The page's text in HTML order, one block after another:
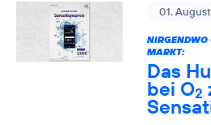
01.
NIRGENDWO
MARKT:
Das
bei O2